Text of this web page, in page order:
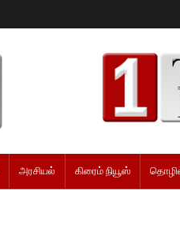
அரசியல் கிரைம் நியூஸ்